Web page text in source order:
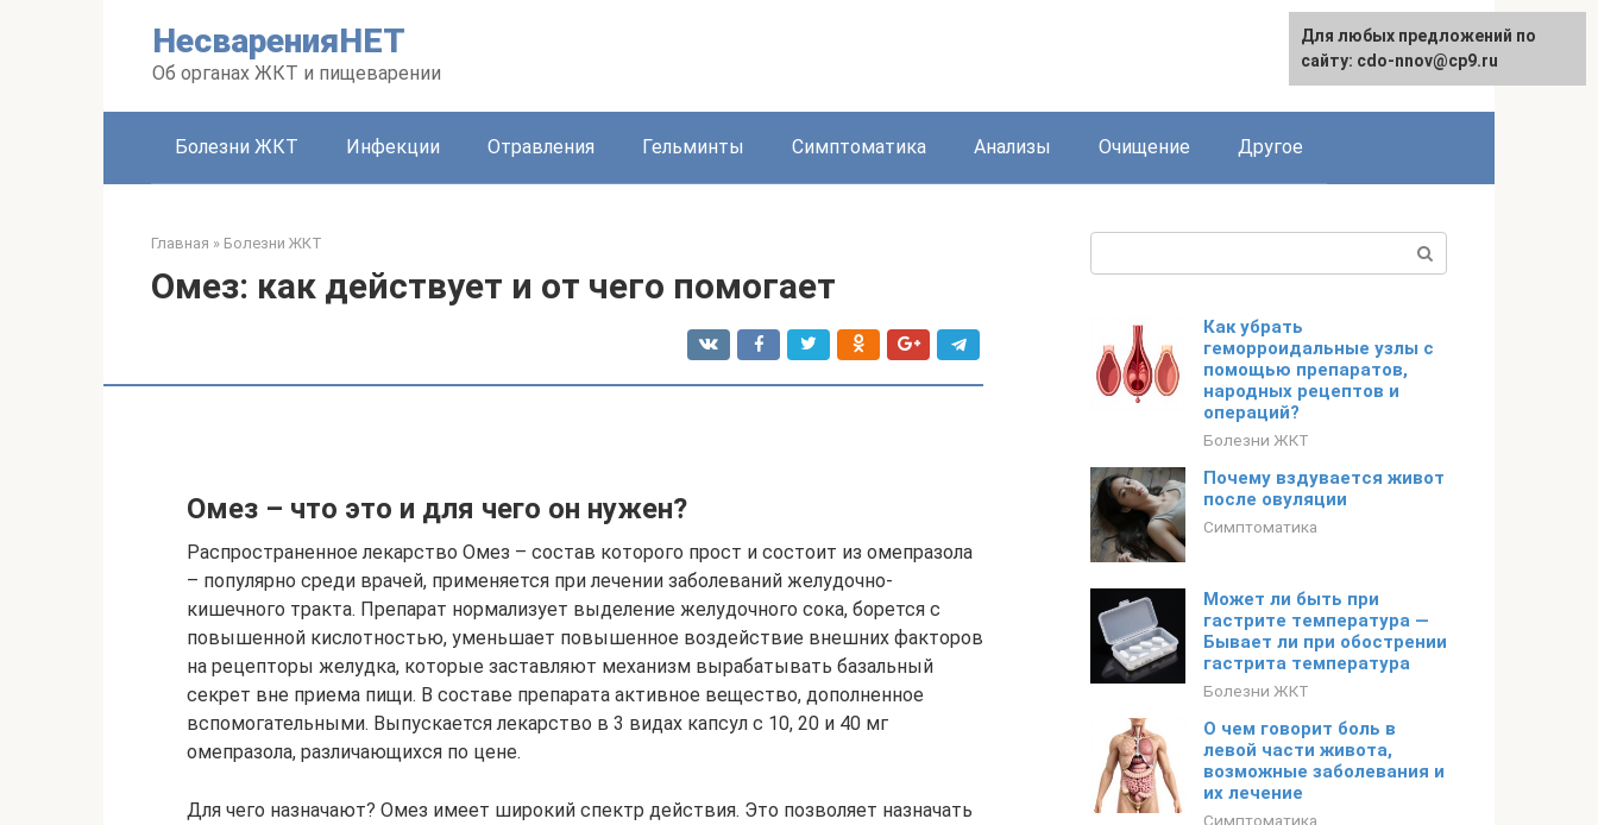
НесваренияНЕТ
Об органах ЖКТ и пищеварении
Болезни ЖКТ Инфекции Отравления Гельминты Симптоматика Анализы Очищение Другое
Главная » Болезни ЖКТ
Омез: как действует и от чего помогает
Омез – что это и для чего он нужен?
Распространенное лекарство Омез – состав которого прост и состоит из омепразола
– популярно среди врачей, применяется при лечении заболеваний желудочно-
кишечного тракта. Препарат нормализует выделение желудочного сока, борется с
повышенной кислотностью, уменьшает повышенное воздействие внешних факторов
на рецепторы желудка, которые заставляют механизм вырабатывать базальный
секрет вне приема пищи. В составе препарата активное вещество, дополненное
вспомогательными. Выпускается лекарство в 3 видах капсул с 10, 20 и 40 мг
омепразола, различающихся по цене.
Для чего назначают? Омез имеет широкий спектр действия. Это позволяет назначать
Как убрать
геморроидальные узлы с
помощью препаратов,
народных рецептов и
операций?
Болезни ЖКТ
Почему вздувается живот
после овуляции
Симптоматика
Может ли быть при
гастрите температура —
Бывает ли при обострении
гастрита температура
Болезни ЖКТ
О чем говорит боль в
левой части живота,
возможные заболевания и
их лечение
Симптоматика
Для любых предложений по
сайту: cdo-nnov@cp9.ru